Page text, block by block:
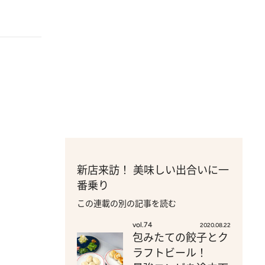
新店来訪！ 美味しい出合いに一
番乗り
この連載の別の記事を読む
vol.74 2020.08.22
包みたての餃子とク
ラフトビール！